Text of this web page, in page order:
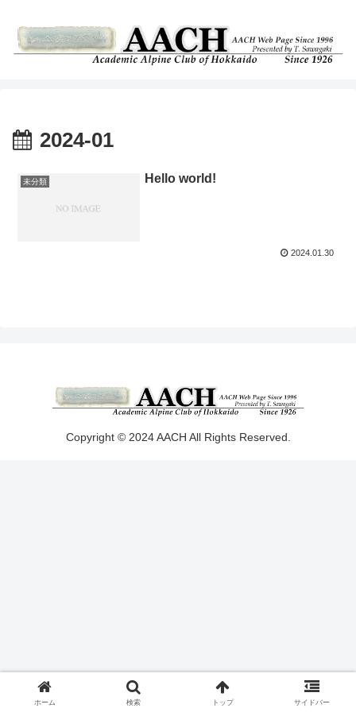
2024-01
未分類 Hello world!
2024.01.30
Copyright © 2024 AACH All Rights Reserved.
ホーム 検索 トップ サイドバー